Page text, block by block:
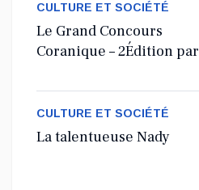
CULTURE ET SOCIÉTÉ
Le Grand Concours
Coranique – 2Édition par
Cour'an
CULTURE ET SOCIÉTÉ
La talentueuse Nady